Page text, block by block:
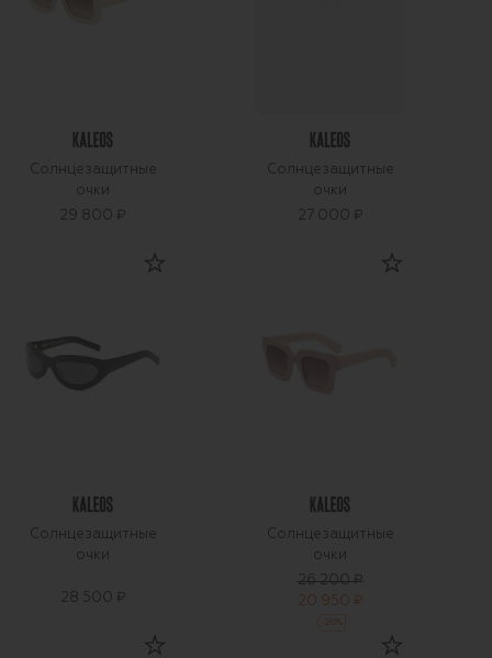
Солнцезащитные
очки
29 800 ₽
Солнцезащитные
очки
27 000 ₽
Солнцезащитные
очки
28 500 ₽
Солнцезащитные
очки
26 200 ₽
20 950 ₽
20 %